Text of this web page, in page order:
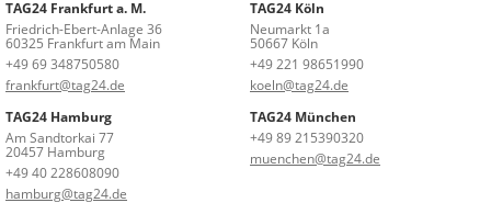
TAG24 Frankfurt a. M.
Friedrich-Ebert-Anlage 36
60325 Frankfurt am Main
+49 69 348750580
frankfurt@tag24.de
TAG24 Köln
Neumarkt 1a
50667 Köln
+49 221 98651990
koeln@tag24.de
TAG24 Hamburg
Am Sandtorkai 77
20457 Hamburg
+49 40 228608090
hamburg@tag24.de
TAG24 München
+49 89 215390320
muenchen@tag24.de